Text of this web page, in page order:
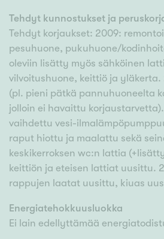
Tehdyt kunnostukset ja
Tehdyt korjaukset: 2009:
pesuhuone, pukuhuone/
oleviin lisätty myös sähköinen
vilvoitushuone, keittiö ja
(pl. pieni pätkä pannuhuoneelta
jolloin ei havaittu
vaihdettu vesi-
raput hiottu ja maalattu sekä
keskikerroksen wc:n lattia
keittiön ja eteisen lattiat uusittu.
rappujen laatat uusittu, kiuas
Energiatehokkuusluokka
Ei lain edellyttämää